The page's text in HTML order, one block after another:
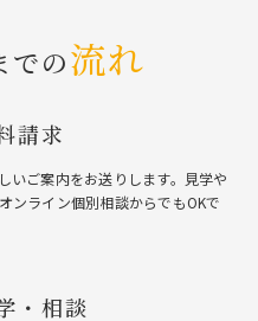
での流れ
請求
いご案内をお送りします。⾒学や
ンライン個別相談からでもOKで
・相談